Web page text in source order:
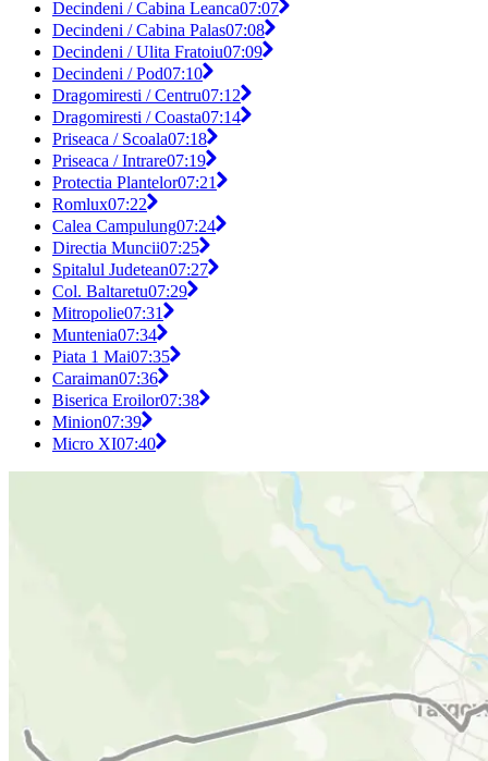
Decindeni / Cabina Leanca07:07
Decindeni / Cabina Palas07:08
Decindeni / Ulita Fratoiu07:09
Decindeni / Pod07:10
Dragomiresti / Centru07:12
Dragomiresti / Coasta07:14
Priseaca / Scoala07:18
Priseaca / Intrare07:19
Protectia Plantelor07:21
Romlux07:22
Calea Campulung07:24
Directia Muncii07:25
Spitalul Judetean07:27
Col. Baltaretu07:29
Mitropolie07:31
Muntenia07:34
Piata 1 Mai07:35
Caraiman07:36
Biserica Eroilor07:38
Minion07:39
Micro XI07:40